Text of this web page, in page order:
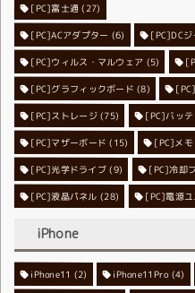
[PC]富士通 (27)
[PC]ACアダプター (6) [PC]DCジ
[PC]ウィルス・マルウェア (5)
[PC]グラフィックボード (8)
[PC]ストレージ(75) [PC]バッテ
[PC]マザーボード (15) [PC]メモ
[PC]光学ドライブ (9) [PC]冷却
[PC]液晶パネル (28) [PC]電源ユ
iPhone
iPhone11 (2) iPhone11Pro(4)